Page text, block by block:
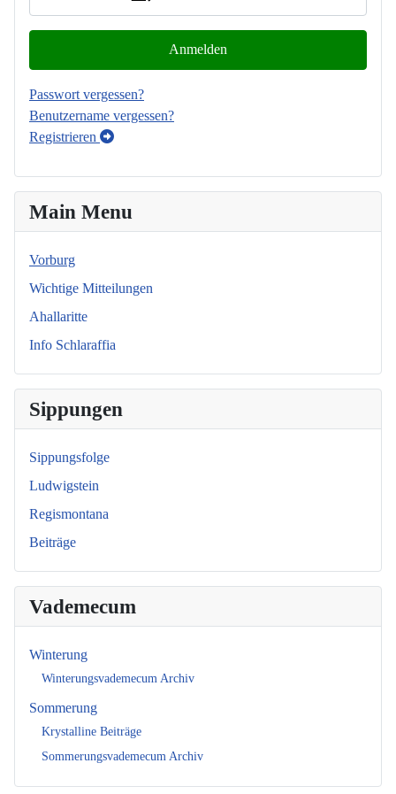
Anmelden
Passwort vergessen?
Benutzername vergessen?
Registrieren
Main Menu
Vorburg
Wichtige Mitteilungen
Ahallaritte
Info Schlaraffia
Sippungen
Sippungsfolge
Ludwigstein
Regismontana
Beiträge
Vademecum
Winterung
Winterungsvademecum Archiv
Sommerung
Krystalline Beiträge
Sommerungsvademecum Archiv